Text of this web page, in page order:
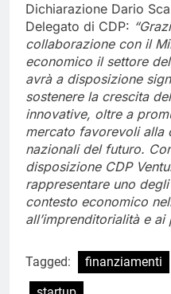
Dichiarazione Dario
Delegato di CDP:
collaborazione con il
economico il settore
avrà a disposizione
sostenere la crescita
innovative, oltre a
mercato favorevoli alla
nazionali del futuro.
disposizione CDP
rappresentare uno
contesto economico
all’imprenditorialità e ai
Tagged: finanziamenti